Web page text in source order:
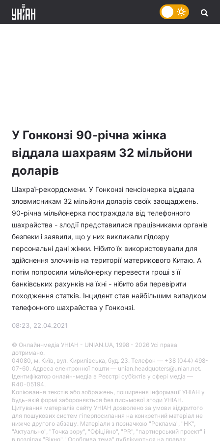
У Гонконзі 90-річна жінка
віддала шахраям 32 мільйони
доларів
Шахраї-рекордсмени. У Гонконзі пенсіонерка віддала
зловмисникам 32 мільйони доларів своїх заощаджень.
90-річна мільйонерка постраждала від телефонного
шахрайства - злодії представилися працівниками органів
безпеки і заявили, що у них викликали підозру
персональні дані жінки. Нібито їх використовували для
здійснення злочинів на території материкового Китаю. А
потім попросили мільйонерку перевести гроші з її
банківських рахунків на їхні - нібито аби перевірити
походження статків. Інцидент став найбільшим випадком
телефонного шахрайства у Гонконзі.
08:23, 22.04.2021
© Онлайн-медіа УНІАН - UNIAN.UA, 1998 - 2026 Усі права
дотримано.
04080, м. Київ, вул. Кирилівська, буд. 23. Телефон — +38 (044) 498-
07-60. Адреса електронної пошти — unian.headquoters@unian.net.
Ідентифікатор онлайн-медіа в Реєстрі суб’єктів у сфері медіа —
R40-05194.
Копіювання текстів або зображень, поширення інформації УНІАН у
будь-якій формі забороняється без письмової згоди УНІАН.
Цитування матеріалів сайту УНІАН дозволено за умови відкритого
для пошукових систем гіперпосилання на конкретний матеріал не
нижче другого абзацу. Матеріали з позначкою "Реклама", "НК",
"Актуально", "Точка зору", "Офіційно", "PR", "партнерський проект" і
в розділах "Вікно", "Особлива тема" публікуються на правах